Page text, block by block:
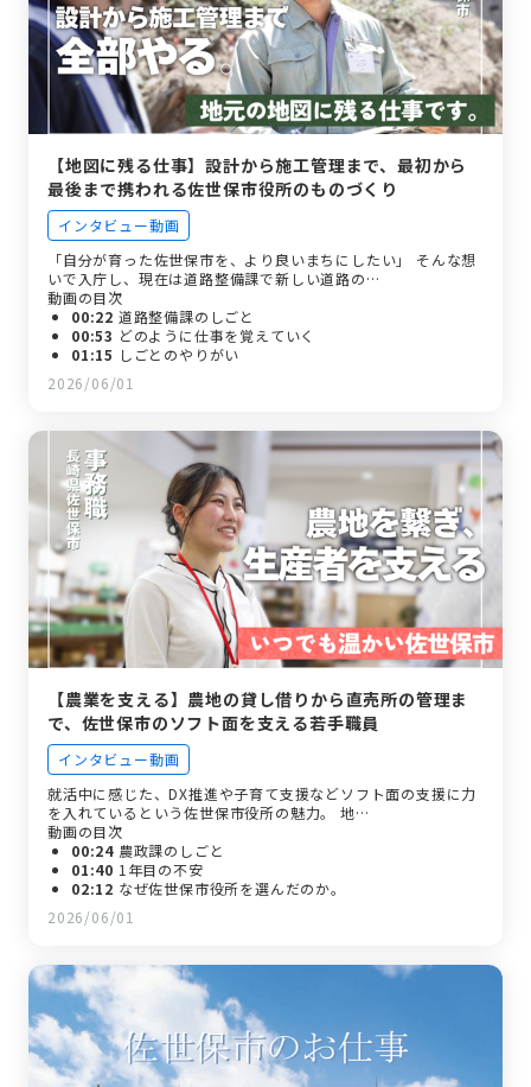
【地図に残る仕事】設計から施工管理まで、最初から
最後まで携われる佐世保市役所のものづくり
インタビュー動画
「自分が育った佐世保市を、より良いまちにしたい」 そんな想
いで入庁し、現在は道路整備課で新しい道路の…
動画の目次
00:22 道路整備課のしごと
00:53 どのように仕事を覚えていく
01:15 しごとのやりがい
01:42 佐世保市役所のよさこいチームとは？
02:16入庁のきっかけ
03:02印象に残っているエピソード
03:33
入庁して成長したこと
04:03
求職者に伝えたいこと
2026/06/01
【農業を支える】農地の貸し借りから直売所の管理ま
で、佐世保市のソフト面を支える若手職員
インタビュー動画
就活中に感じた、DX推進や子育て支援などソフト面の支援に力
を入れているという佐世保市役所の魅力。 地…
動画の目次
00:24 農政課のしごと
01:40 1年目の不安
02:12 なぜ佐世保市役所を選んだのか。
02:38 入庁前後のギャップ
03:05先輩のフォロー
04:05今後挑戦したいこと
05:00
求職者に伝えたいこと
2026/06/01